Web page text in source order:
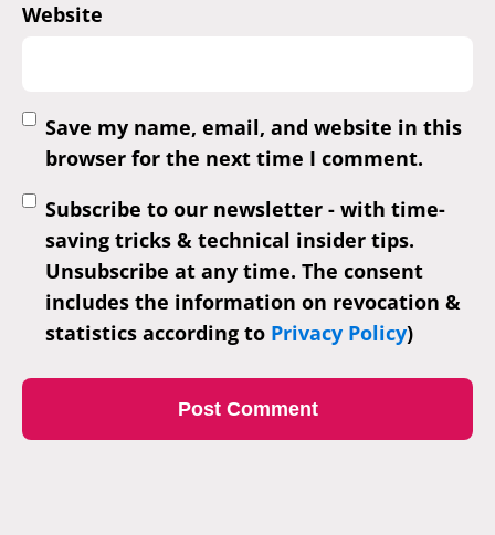
Website
Save my name, email, and website in this
browser for the next time I comment.
Subscribe to our newsletter - with time-
saving tricks & technical insider tips.
Unsubscribe at any time. The consent
includes the information on revocation &
statistics according to Privacy Policy)